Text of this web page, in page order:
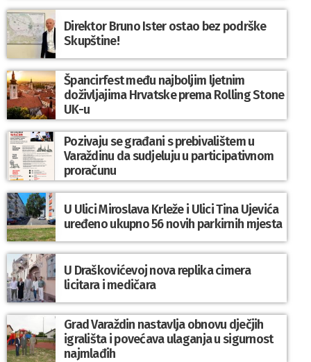
Direktor Bruno Ister ostao bez podrške
Skupštine!
Špancirfest među najboljim ljetnim
doživljajima Hrvatske prema Rolling Stone
UK-u
Pozivaju se građani s prebivalištem u
Varaždinu da sudjeluju u participativnom
proračunu
U Ulici Miroslava Krleže i Ulici Tina Ujevića
uređeno ukupno 56 novih parkirnih mjesta
U Draškovićevoj nova replika cimera
licitara i medičara
Grad Varaždin nastavlja obnovu dječjih
igrališta i povećava ulaganja u sigurnost
najmlađih